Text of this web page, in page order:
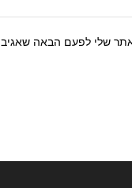
שלי לפעם הבאה שאגיב.